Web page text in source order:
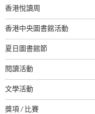
香港悅讀周
香港中央圖書館活動
夏日圖書館節
閱讀活動
文學活動
獎項 / 比賽